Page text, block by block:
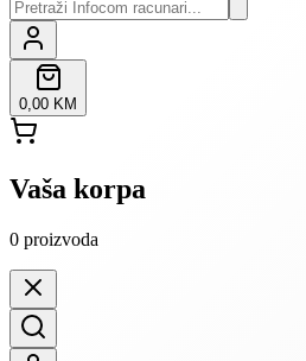
0,00 KM
Vaša korpa
0 proizvoda